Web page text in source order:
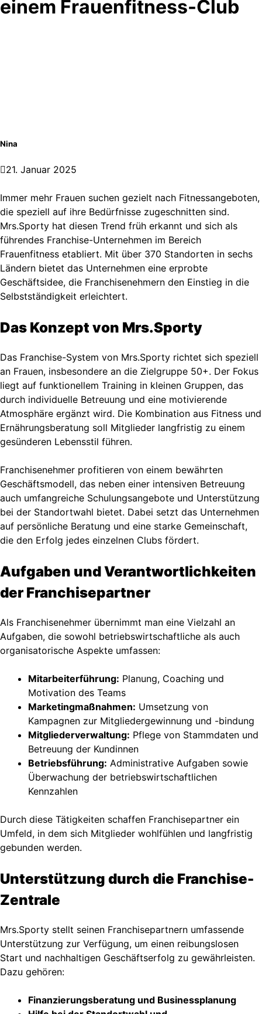
einem Frauenfitness-Club
Nina
21. Januar 2025
Immer mehr Frauen suchen gezielt nach Fitnessangeboten,
die speziell auf ihre Bedürfnisse zugeschnitten sind.
Mrs.Sporty hat diesen Trend früh erkannt und sich als
führendes Franchise-Unternehmen im Bereich
Frauenfitness etabliert. Mit über 370 Standorten in sechs
Ländern bietet das Unternehmen eine erprobte
Geschäftsidee, die Franchisenehmern den Einstieg in die
Selbstständigkeit erleichtert.
Das Konzept von Mrs.Sporty
Das Franchise-System von Mrs.Sporty richtet sich speziell
an Frauen, insbesondere an die Zielgruppe 50+. Der Fokus
liegt auf funktionellem Training in kleinen Gruppen, das
durch individuelle Betreuung und eine motivierende
Atmosphäre ergänzt wird. Die Kombination aus Fitness und
Ernährungsberatung soll Mitglieder langfristig zu einem
gesünderen Lebensstil führen.
Franchisenehmer profitieren von einem bewährten
Geschäftsmodell, das neben einer intensiven Betreuung
auch umfangreiche Schulungsangebote und Unterstützung
bei der Standortwahl bietet. Dabei setzt das Unternehmen
auf persönliche Beratung und eine starke Gemeinschaft,
die den Erfolg jedes einzelnen Clubs fördert.
Aufgaben und Verantwortlichkeiten
der Franchisepartner
Als Franchisenehmer übernimmt man eine Vielzahl an
Aufgaben, die sowohl betriebswirtschaftliche als auch
organisatorische Aspekte umfassen:
Mitarbeiterführung: Planung, Coaching und
Motivation des Teams
Marketingmaßnahmen: Umsetzung von
Kampagnen zur Mitgliedergewinnung und -bindung
Mitgliederverwaltung: Pflege von Stammdaten und
Betreuung der Kundinnen
Betriebsführung: Administrative Aufgaben sowie
Überwachung der betriebswirtschaftlichen
Kennzahlen
Durch diese Tätigkeiten schaffen Franchisepartner ein
Umfeld, in dem sich Mitglieder wohlfühlen und langfristig
gebunden werden.
Unterstützung durch die Franchise-
Zentrale
Mrs.Sporty stellt seinen Franchisepartnern umfassende
Unterstützung zur Verfügung, um einen reibungslosen
Start und nachhaltigen Geschäftserfolg zu gewährleisten.
Dazu gehören:
Finanzierungsberatung und Businessplanung